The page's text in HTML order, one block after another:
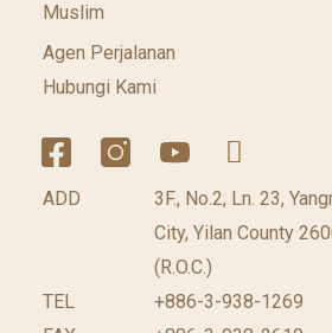
Muslim
Agen Perjalanan
Hubungi Kami
ADD
3F., No.2, Ln. 23,
City, Yilan County
(R.O.C.)
TEL
+886-3-938-1269